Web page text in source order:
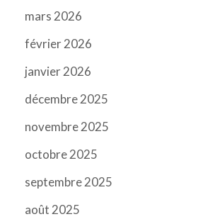
mars 2026
février 2026
janvier 2026
décembre 2025
novembre 2025
octobre 2025
septembre 2025
août 2025